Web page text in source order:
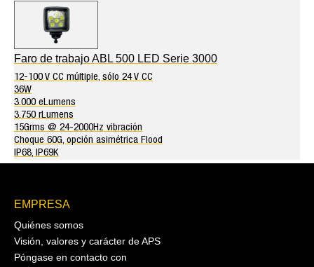
Faro de trabajo ABL 500 LED Serie 3000
12-100 V CC múltiple, sólo 24 V CC
36W
3.000 eLumens
3.750 rLumens
15Grms @ 24-2000Hz vibración
Choque 60G, opción asimétrica Flood
IP68, IP69K
EMPRESA
Quiénes somos
Visión, valores y carácter de APS
Póngase en contacto con